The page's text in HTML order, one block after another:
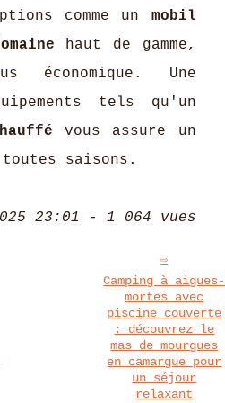
comme un mobil
haut de gamme,
Une
tels qu'un
vous assure un
saisons.
23:01 - 1 064 vues
Camping à aigues-
mortes avec
piscine couverte
: découvrez le
mas de mourgues
en camargue pour
un séjour
relaxant